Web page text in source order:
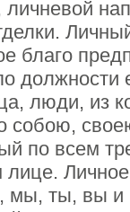
благо
должности
люди, из
собою,
по всем
лице.
ты, вы и